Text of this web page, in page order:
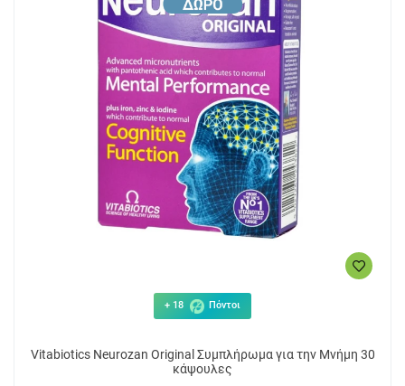
+ 18 Πόντοι
Vitabiotics Neurozan Original Συμπλήρωμα για την Μνήμη 30
κάψουλες